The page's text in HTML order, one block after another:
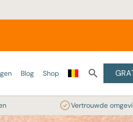
ONZE LASERS
SKINBOOSTERS
PEELINGS
Blog Shop
Vertrouwde